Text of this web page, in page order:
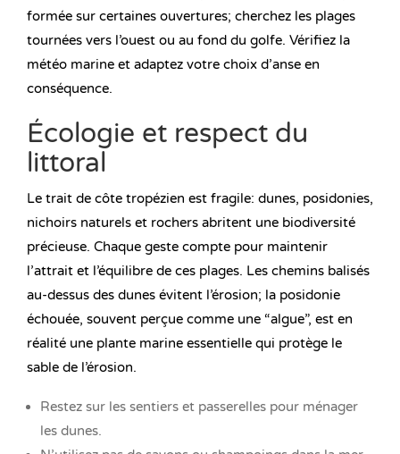
formée sur certaines ouvertures; cherchez les plages
tournées vers l’ouest ou au fond du golfe. Vérifiez la
météo marine et adaptez votre choix d’anse en
conséquence.
Écologie et respect du
littoral
Le trait de côte tropézien est fragile: dunes, posidonies,
nichoirs naturels et rochers abritent une biodiversité
précieuse. Chaque geste compte pour maintenir
l’attrait et l’équilibre de ces plages. Les chemins balisés
au-dessus des dunes évitent l’érosion; la posidonie
échouée, souvent perçue comme une “algue”, est en
réalité une plante marine essentielle qui protège le
sable de l’érosion.
Restez sur les sentiers et passerelles pour ménager
les dunes.